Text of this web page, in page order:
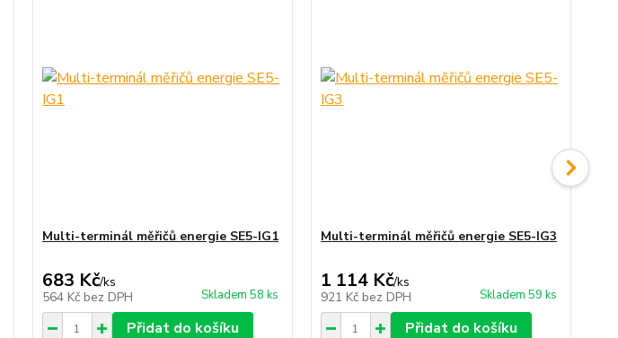
Multi-terminál měřičů energie SE5-IG1
683 Kč/ks
564 Kč bez DPH Skladem 58 ks
Přidat do košíku
Multi-terminál měřičů energie SE5-IG3
1 114 Kč/ks
921 Kč bez DPH Skladem 59 ks
Přidat do košíku